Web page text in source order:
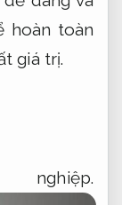
hoàn toàn
giá trị.